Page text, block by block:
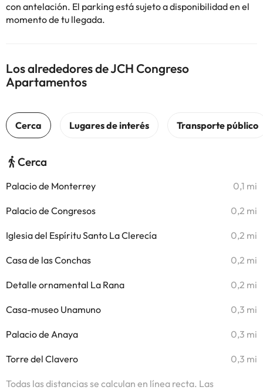
con antelación. El parking está sujeto a disponibilidad en el
momento de tu llegada.
Los alrededores de JCH Congreso
Apartamentos
Cerca
Palacio de Monterrey 0,1 mi
Palacio de Congresos 0,2 mi
Iglesia del Espíritu Santo La Clerecía 0,2 mi
Casa de las Conchas 0,2 mi
Detalle ornamental La Rana 0,2 mi
Casa-museo Unamuno 0,3 mi
Palacio de Anaya 0,3 mi
Torre del Clavero 0,3 mi
Todas las distancias se calculan en línea recta. Las